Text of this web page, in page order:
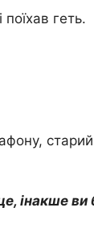
геть.
старий
інакше